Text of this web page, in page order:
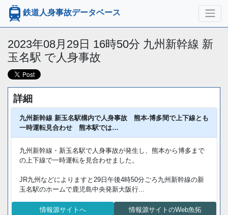
鉄道人身事故データベース
2023年08月29日 16時50分 九州新幹線 新
玉名駅 で人身事故
詳細
九州新幹線 新玉名駅構内で人身事故 熊本-博多間で上下線とも
一時運転見合わせ 熊本駅では…
九州新幹線・新玉名駅で人身事故が発生し、熊本から博多まで
の上下線で一時運転を見合わせました。
JR九州などによりますと29日午後4時50分ごろ九州新幹線の新
玉名駅のホームで鹿児島中央発新大阪行...
情報源サイトへ 情報源サイトのWeb魚拓